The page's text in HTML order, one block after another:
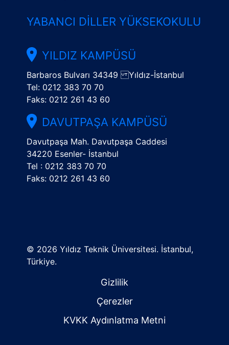
YABANCI DILLER YÜKSEKOKULU
YILDIZ KAMPÜSÜ
Barbaros Bulvarı 34349 Yıldız-İstanbul
Tel: 0212 383 70 70
Faks: 0212 261 43 60
DAVUTPAŞA KAMPÜSÜ
Davutpaşa Mah. Davutpaşa Caddesi
34220 Esenler- İstanbul
Tel : 0212 383 70 70
Faks: 0212 261 43 60
© 2026 Yıldız Teknik Üniversitesi. İstanbul,
Türkiye.
Gizlilik
Çerezler
KVKK Aydınlatma Metni